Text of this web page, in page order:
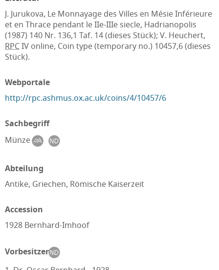
J. Jurukova, Le Monnayage des Villes en Mésie Inférieure
et en Thrace pendant le IIe-IIIe siecle, Hadrianopolis
(1987) 140 Nr. 136,1 Taf. 14 (dieses Stück); V. Heuchert,
RPCIV online, Coin type (temporary no.) 10457,6 (dieses
Stück).
Webportale
http://rpc.ashmus.ox.ac.uk/coins/4/10457/6
Sachbegriff
Münze
Abteilung
Antike, Griechen, Römische Kaiserzeit
Accession
1928 Bernhard-Imhoof
Vorbesitzer